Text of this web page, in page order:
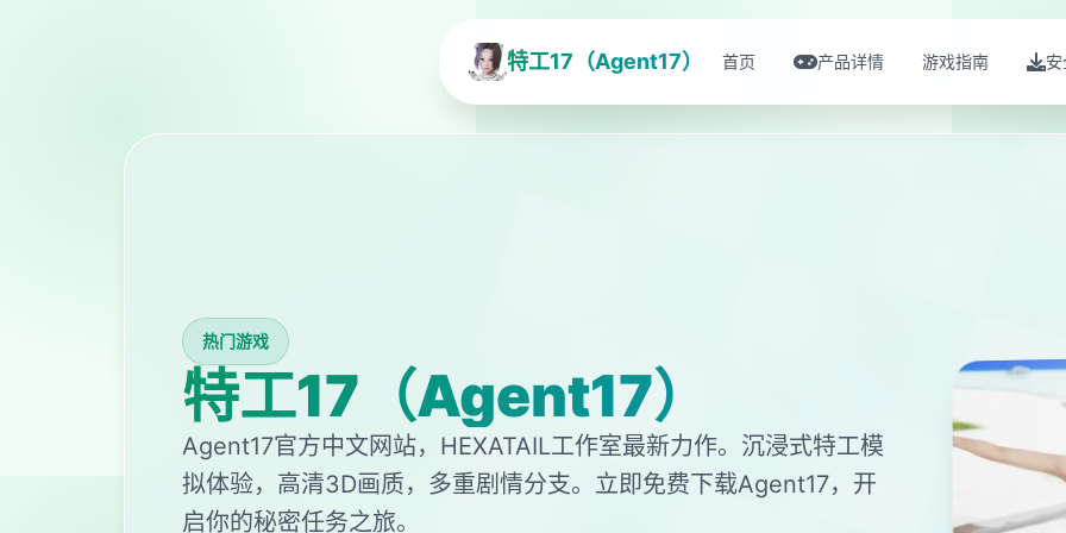
特工17（Agent17） 首页 产品详情 游戏指南 安
热门游戏
特工17（Agent17）
Agent17官方中文网站，HEXATAIL工作室最新力作。沉浸式特工模
拟体验，高清3D画质，多重剧情分支。立即免费下载Agent17，开
启你的秘密任务之旅。